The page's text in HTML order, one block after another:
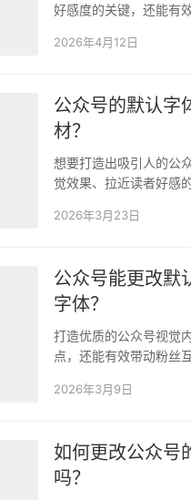
好感度的关键，还能有
2026年4月12日
公众号的默认字
材？
想要打造出吸引人的公
觉效果、拉近读者好感
2026年3月23日
公众号能更改默
字体？
打造优质的公众号视觉
点，还能有效带动粉丝
2026年3月9日
如何更改公众号
吗？